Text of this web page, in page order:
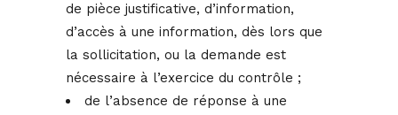
de pièce justificative, d’information,
d’accès à une information, dès lors que
la sollicitation, ou la demande est
nécessaire à l’exercice du contrôle ;
de l’absence de réponse à une